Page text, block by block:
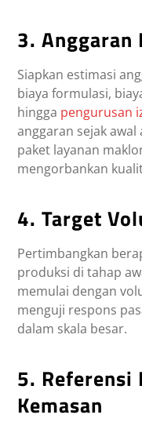
3. Anggaran
Siapkan estimasi
biaya formulasi,
hingga pengurusan
anggaran sejak
paket layanan
mengorbankan
4. Target
Pertimbangkan
produksi di tahap
memulai dengan
menguji respons
dalam skala besar.
5. Referensi
Kemasan